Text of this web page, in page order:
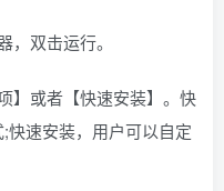
双击运行。
】或者【快速安装】。快
快速安装，用户可以自定